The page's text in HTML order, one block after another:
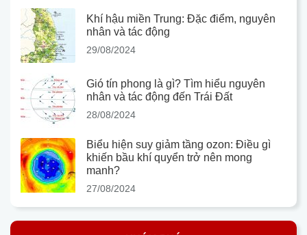
Khí hậu miền Trung: Đặc điểm, nguyên
nhân và tác động
29/08/2024
Gió tín phong là gì? Tìm hiểu nguyên
nhân và tác động đến Trái Đất
28/08/2024
Biểu hiện suy giảm tầng ozon: Điều gì
khiến bầu khí quyển trở nên mong
manh?
27/08/2024